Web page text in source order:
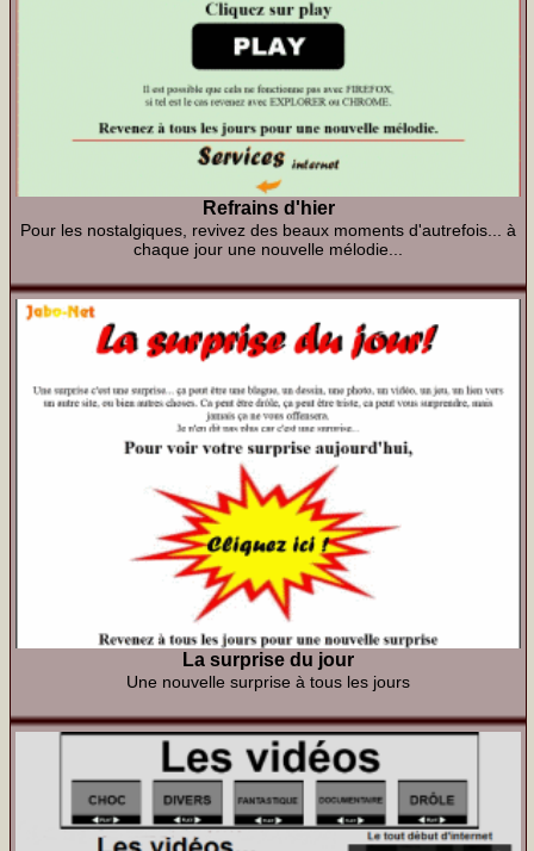
Refrains d'hier
Pour les nostalgiques, revivez des beaux moments d'autrefois... à
chaque jour une nouvelle mélodie...
La surprise du jour
Une nouvelle surprise à tous les jours